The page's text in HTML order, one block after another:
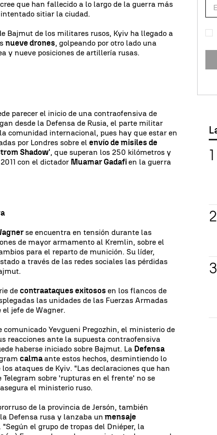
que han fallecido a lo largo de la guerra más
sitiar la ciudad.
Bajmut de los militares rusos, Kyiv ha llegado a
nueve drones, golpeando por otro lado una
y nueve posiciones de artillería rusas.
parecer el inicio de una contraofensiva de
desde la Defensa de Rusia, el parte militar
comunidad internacional, pues hay que estar en
por Londres sobre elenvío de misiles de
Shadow', que superan los 250 kilómetros y
con el dictador Muamar Gadafien la guerra
se encuentra en tensión durante las
de mayor armamento al Kremlin, sobre el
para el reparto de munición. Su líder,
a través de las redes sociales las pérdidas
decontraataques exitososen los flancos de
las unidades de las Fuerzas Armadas
el jefe de Wagner.
Yevgueni Pregozhin, el ministerio de
reacciones ante la supuesta contraofensiva
haberse iniciado sobre Bajmut. La Defensa
calma ante estos hechos, desmintiendo lo
ataques de Kyiv. "Las declaraciones que han
sobre 'rupturas en el frente' no se
el ministerio ruso.
de la provincia de Jersón, también
Defensa rusa y lanzaba un mensaje
el grupo de tropas del Dniéper, la